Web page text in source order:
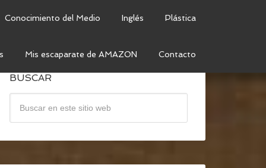
Conocimiento del Medio Inglés Plástica
Mis escaparate de AMAZON Contacto
BUSCAR